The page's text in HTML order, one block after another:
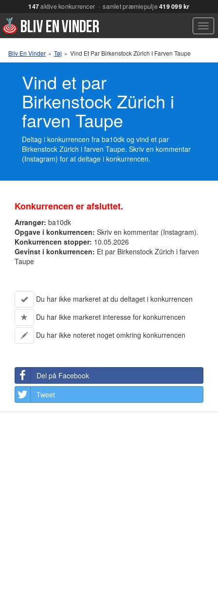
147aktive konkurrencer · samlet præmiepulje419 099 kr
Bliv En Vinder » Tøj » Vind Et Par Birkenstock Zürich I Farven Taupe
Vind et par
Birkenstock Zürich i
farven Taupe
Deltag i konkurrencen fra ba10dk og vind et par
Birkenstock Zürich i farven Taupe. Skriv en kommentar
(Instagram) for at deltage i konkurrencen.
Konkurrencen er afsluttet.
Arrangør: ba10dk
Opgave i konkurrencen: Skriv en kommentar (Instagram).
Konkurrencen stopper: 10.05.2026
Gevinst i konkurrencen: Et par Birkenstock Zürich i farven
Taupe
Du har ikke markeret at du deltaget i konkurrencen
Du har ikke markeret interesse for konkurrencen
Du har ikke noteret noget omkring konkurrencen
Del på Facebook
Tweet